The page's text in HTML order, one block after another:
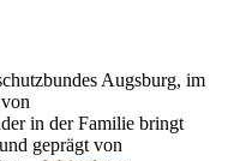
Augsburg, im
in der Familie bringt
geprägt von